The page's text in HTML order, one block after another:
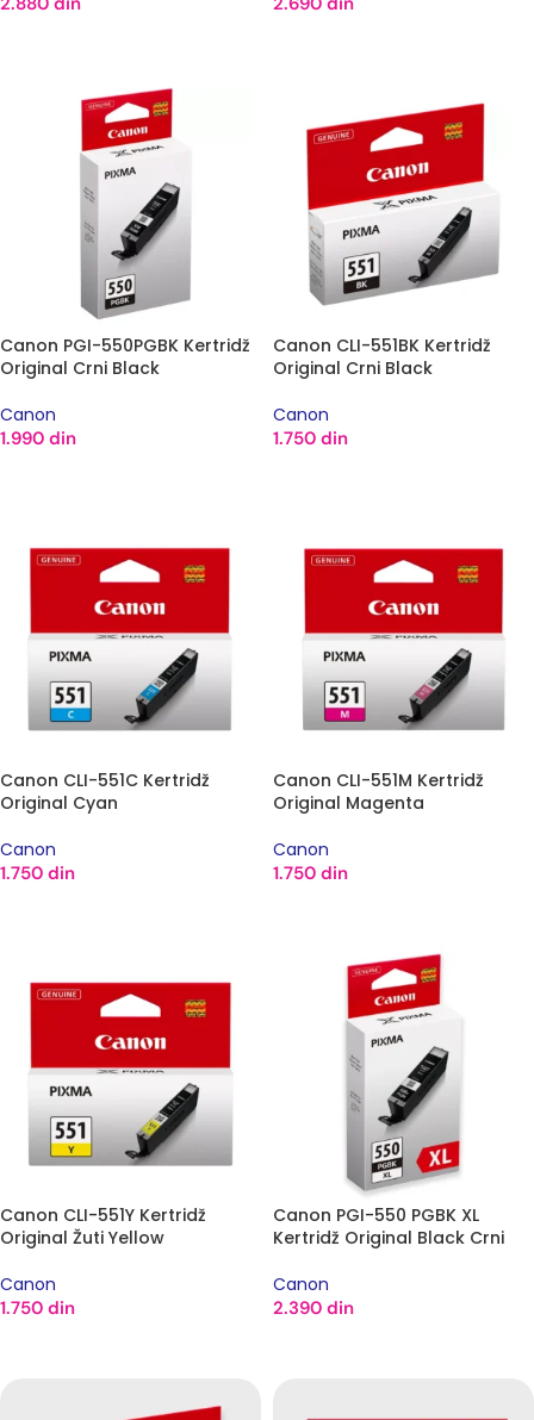
Canon PGI-550PGBK Kertridž
Original Crni Black
Canon
1.990 din
Canon CLI-551BK Kertridž
Original Crni Black
Canon
1.750 din
Canon CLI-551C Kertridž
Original Cyan
Canon
1.750 din
Canon CLI-551M Kertridž
Original Magenta
Canon
1.750 din
Canon CLI-551Y Kertridž
Original Žuti Yellow
Canon
1.750 din
Canon PGI-550 PGBK XL
Kertridž Original Black Crni
Canon
2.390 din